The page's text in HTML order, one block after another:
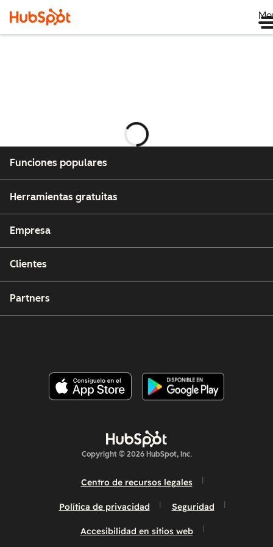
Cargando
Funciones populares
Herramientas gratuitas
Empresa
Clientes
Partners
Copyright © 2026 HubSpot, Inc.
Centro de recursos legales
Política de privacidad Seguridad
Accesibilidad en sitios web